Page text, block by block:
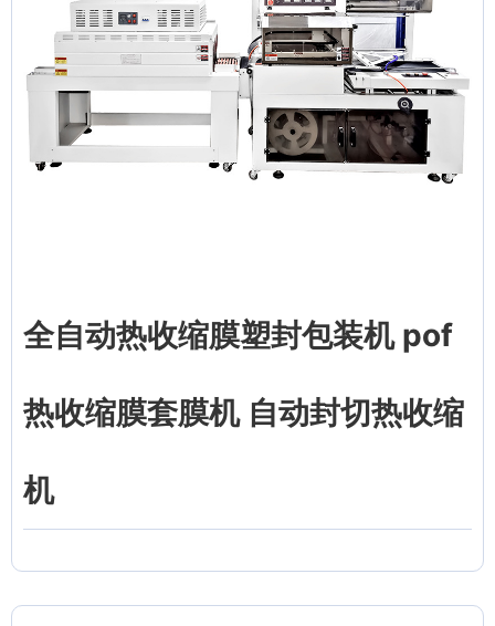
全自动热收缩膜塑封包装机 pof
热收缩膜套膜机 自动封切热收缩
机